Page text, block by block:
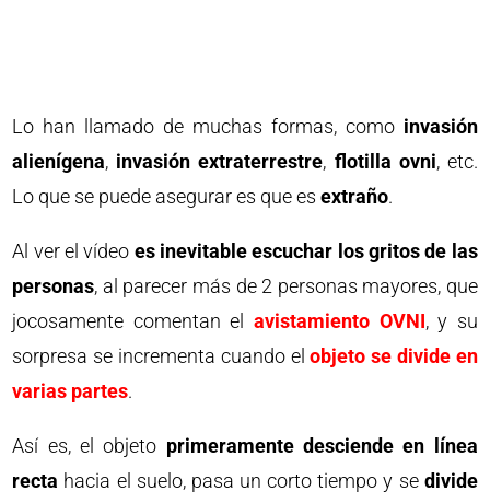
Lo han llamado de muchas formas, como invasión
alienígena, invasión extraterrestre, flotilla ovni, etc.
Lo que se puede asegurar es que esextraño.
Al ver el vídeo es inevitable escuchar los gritos de las
personas, al parecer más de 2 personas mayores, que
jocosamente comentan el avistamiento OVNI, y su
sorpresa se incrementa cuando elobjeto se divide en
varias partes.
Así es, el objeto primeramente desciende en línea
recta hacia el suelo, pasa un corto tiempo y se divide